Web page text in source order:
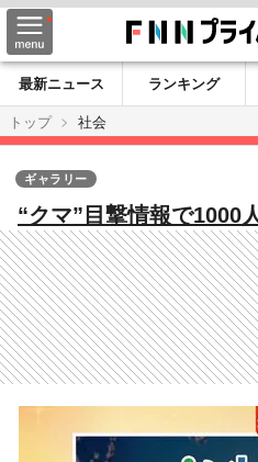
最新ニュース ランキング
トップ
社会
“クマ”目撃情報で1000
も“見間違い”？現場に
る男性 秋田では防波
ギャラリー